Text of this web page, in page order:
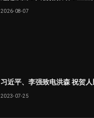
2026-08-07
习近平、李强致电洪森 祝贺
2023-07-25